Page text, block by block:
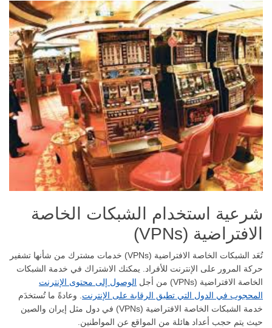
شرعية استخدام الشبكات الخاصة
الافتراضية (VPNs)
تُعَد الشبكات الخاصة الافتراضية (VPNs) خدمات مشترك من شأنها تشفير
حركة المرور على الإنترنت للأفراد. يمكنك الاشتراك في خدمة الشبكات
الخاصة الافتراضية (VPNs) من أجل
الوصول إلى محتوى الإنترنت
المحجوب في الدول التي تطبق الرقابة على الإنترنت. وعادةً ما تُستخدَم
خدمة الشبكات الخاصة الافتراضية (VPNs) في دول مثل إيران والصين
حيث يتم حجب أعداد هائلة من المواقع عن المواطنين.